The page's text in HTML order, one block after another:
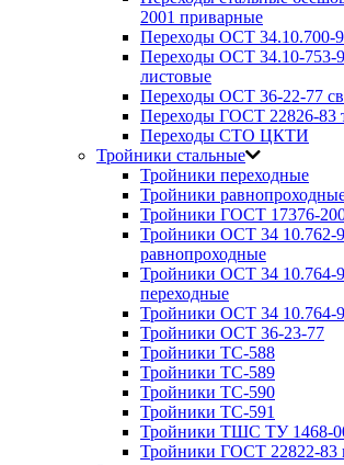
2001 приварные
Переходы ОСТ 34.10.700-
Переходы ОСТ 34.10-753-
листовые
Переходы ОСТ 36-22-77
Переходы ГОСТ 22826-83
Переходы СТО ЦКТИ
Тройники стальные
Тройники переходные
Тройники
Тройники ГОСТ 17376-
Тройники ОСТ 34 10.762-
равнопроходные
Тройники ОСТ 34 10.764-
переходные
Тройники ОСТ 34 10.764-
Тройники ОСТ 36-23-77
Тройники ТС-588
Тройники ТС-589
Тройники ТС-590
Тройники ТС-591
Тройники ТШС ТУ 1468-
Тройники ГОСТ 22822-83